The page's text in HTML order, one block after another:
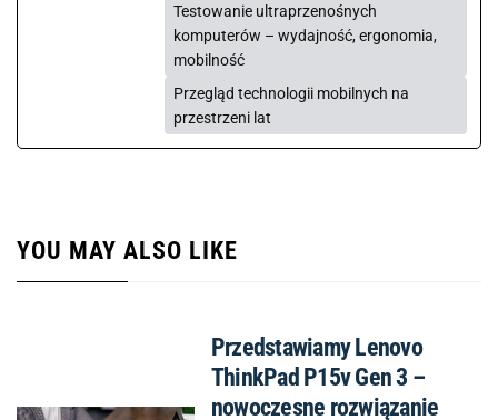
Testowanie ultraprzenośnych
komputerów – wydajność, ergonomia,
mobilność
Przegląd technologii mobilnych na
przestrzeni lat
YOU MAY ALSO LIKE
Przedstawiamy Lenovo
ThinkPad P15v Gen 3 –
nowoczesne rozwiązanie